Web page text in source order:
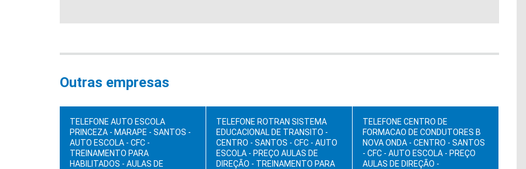
Outras empresas
TELEFONE AUTO ESCOLA
PRINCEZA - MARAPE - SANTOS -
AUTO ESCOLA - CFC -
TREINAMENTO PARA
HABILITADOS - AULAS DE
TELEFONE ROTRAN SISTEMA
EDUCACIONAL DE TRANSITO -
CENTRO - SANTOS - CFC - AUTO
ESCOLA - PREÇO AULAS DE
DIREÇÃO - TREINAMENTO PARA
TELEFONE CENTRO DE
FORMACAO DE CONDUTORES B
NOVA ONDA - CENTRO - SANTOS
- CFC - AUTO ESCOLA - PREÇO
AULAS DE DIREÇÃO -